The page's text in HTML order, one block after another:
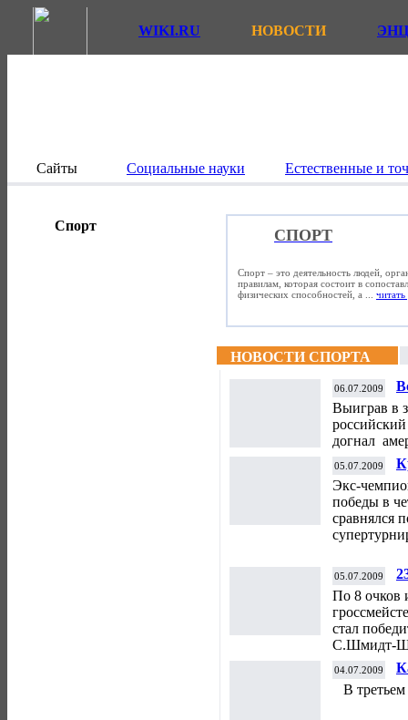
WIKI.RU НОВОСТИ
Сайты Социальные науки Естественные и
Спорт
СПОРТ
Спорт – это деятельность людей,
правилам, которая состоит в
физических способностей, а ... читать
НОВОСТИ СПОРТА
06.07.2009
Выиграв в
догнал
05.07.2009
Экс-
победы в
сравнялся
05.07.2009
По 8 очков
стал
С.Шмидт-
04.07.2009
В третьем